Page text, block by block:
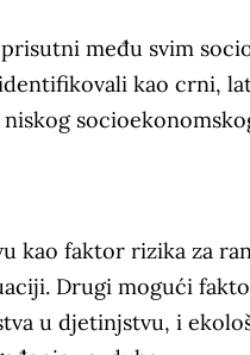
među svim
kao crni,
kao faktor rizika za
Drugi mogući
u djetinjstvu, i